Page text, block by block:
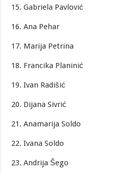
15. Gabriela Pavlović
16. Ana Pehar
17. Marija Petrina
18. Francika Planinić
19. Ivan Radišić
20. Dijana Sivrić
21. Anamarija Soldo
22. Ivana Soldo
23. Andrija Šego